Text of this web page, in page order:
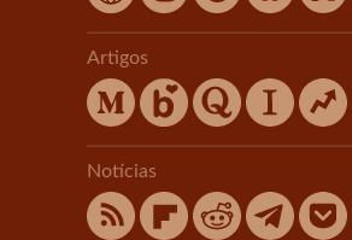
Artigos
Notícias